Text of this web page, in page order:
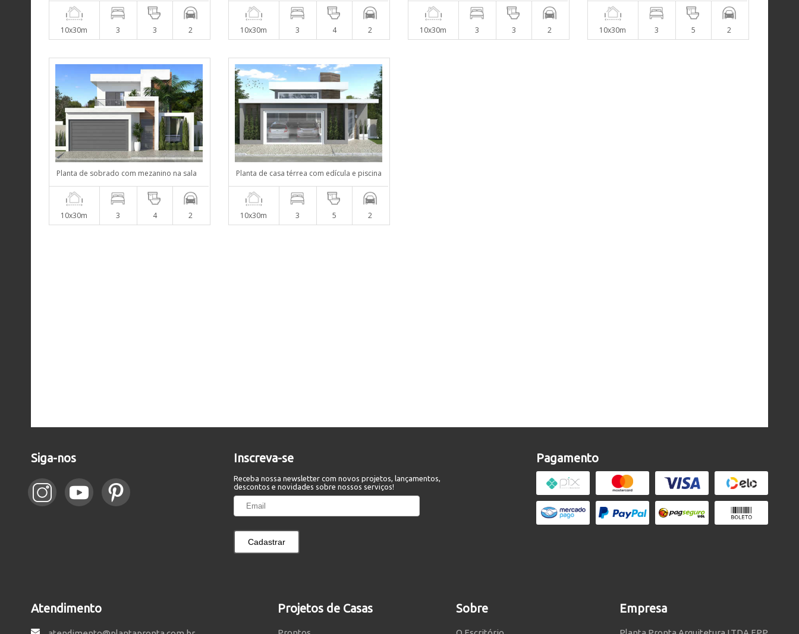
10x30m 3 3 2 10x30m 3 4 2 10x30m 3 3 2 10x30m 3 5 2
Planta de sobrado com mezanino na sala
10x30m 3 4 2
Planta de casa térrea com edícula e piscina
10x30m 3 5 2
Siga-nos Inscreva-se
Receba nossa newsletter com novos projetos, lançamentos,
descontos e novidades sobre nossos serviços!
Cadastrar
Pagamento
Atendimento Projetos de Casas Sobre Empresa